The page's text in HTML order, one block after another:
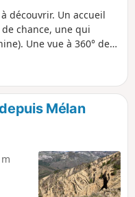
découvrir. Un accueil
chance, une qui
Une vue à 360° de
Mélan